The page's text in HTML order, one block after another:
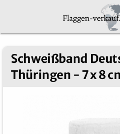
Schweißband
Thüringen - 7 x 8